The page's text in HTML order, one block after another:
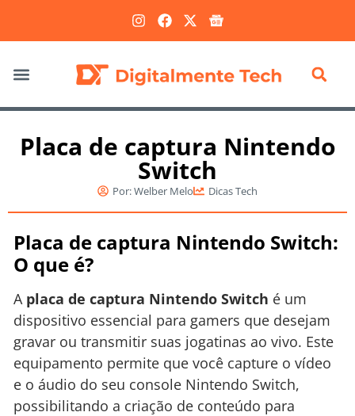
Placa de captura Nintendo
Switch
Por:Welber Melo Dicas Tech
Placa de captura Nintendo Switch:
O que é?
A placa de captura Nintendo Switch é um
dispositivo essencial para gamers que desejam
gravar ou transmitir suas jogatinas ao vivo. Este
equipamento permite que você capture o vídeo
e o áudio do seu console Nintendo Switch,
possibilitando a criação de conteúdo para